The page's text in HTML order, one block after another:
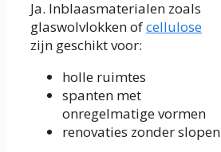
Ja. Inblaasmaterialen zoals
glaswolvlokken ofcellulose
zijn geschikt voor:
holle ruimtes
spanten met
onregelmatige vormen
renovaties zonder slopen